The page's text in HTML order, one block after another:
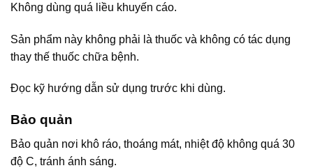
Không dùng quá liều khuyến cáo.
Sản phẩm này không phải là thuốc và không có tác dụng
thay thế thuốc chữa bệnh.
Đọc kỹ hướng dẫn sử dụng trước khi dùng.
Bảo quản
Bảo quản nơi khô ráo, thoáng mát, nhiệt độ không quá 30
độ C, tránh ánh sáng.